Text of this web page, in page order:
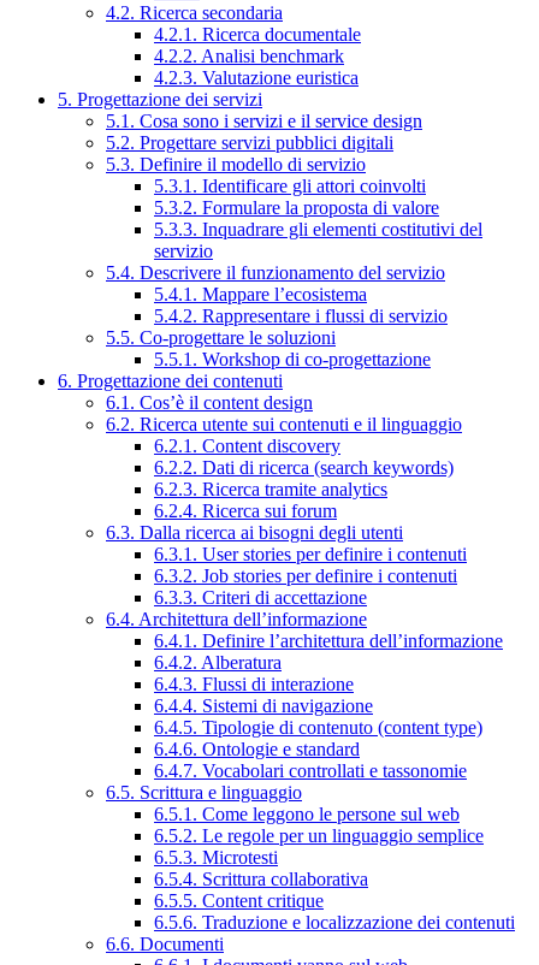
4.2. Ricerca secondaria
4.2.1. Ricerca documentale
4.2.2. Analisi benchmark
4.2.3. Valutazione euristica
5. Progettazione dei servizi
5.1. Cosa sono i servizi e il service design
5.2. Progettare servizi pubblici digitali
5.3. Definire il modello di servizio
5.3.1. Identificare gli attori coinvolti
5.3.2. Formulare la proposta di valore
5.3.3. Inquadrare gli elementi costitutivi del
servizio
5.4. Descrivere il funzionamento del servizio
5.4.1. Mappare l’ecosistema
5.4.2. Rappresentare i flussi di servizio
5.5. Co-progettare le soluzioni
5.5.1. Workshop di co-progettazione
6. Progettazione dei contenuti
6.1. Cos’è il content design
6.2. Ricerca utente sui contenuti e il linguaggio
6.2.1. Content discovery
6.2.2. Dati di ricerca (search keywords)
6.2.3. Ricerca tramite analytics
6.2.4. Ricerca sui forum
6.3. Dalla ricerca ai bisogni degli utenti
6.3.1. User stories per definire i contenuti
6.3.2. Job stories per definire i contenuti
6.3.3. Criteri di accettazione
6.4. Architettura dell’informazione
6.4.1. Definire l’architettura dell’informazione
6.4.2. Alberatura
6.4.3. Flussi di interazione
6.4.4. Sistemi di navigazione
6.4.5. Tipologie di contenuto (content type)
6.4.6. Ontologie e standard
6.4.7. Vocabolari controllati e tassonomie
6.5. Scrittura e linguaggio
6.5.1. Come leggono le persone sul web
6.5.2. Le regole per un linguaggio semplice
6.5.3. Microtesti
6.5.4. Scrittura collaborativa
6.5.5. Content critique
6.5.6. Traduzione e localizzazione dei contenuti
6.6. Documenti